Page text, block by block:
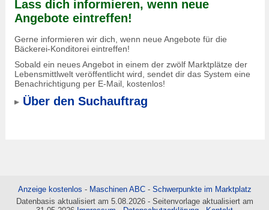
Lass dich informieren, wenn neue
Angebote eintreffen!
Gerne informieren wir dich, wenn neue Angebote für die
Bäckerei-Konditorei eintreffen!
Sobald ein neues Angebot in einem der zwölf Marktplätze der
Lebensmittlwelt veröffentlicht wird, sendet dir das System eine
Benachrichtigung per E-Mail, kostenlos!
Über den Suchauftrag
Anzeige kostenlos - Maschinen ABC- Schwerpunkte im Marktplatz
Datenbasis aktualisiert am 5.08.2026 - Seitenvorlage aktualisiert am